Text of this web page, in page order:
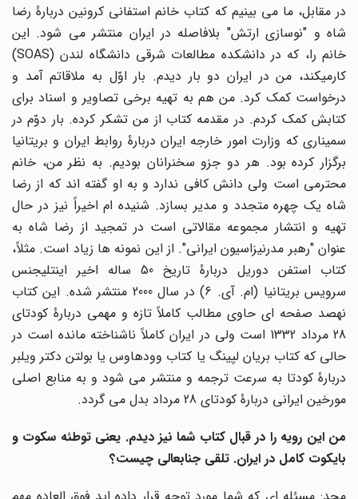
در مقابل، ما می بینیم که کتاب خانم استفانی کرونین دربارۀ رضا
شاه و "نوسازی ارتش" بلافاصله در ایران منتشر می شود. این
خانم را، که در دانشکده مطالعات شرقی دانشگاه لندن (SOAS
)
کارمیکند، من در ایران دو بار دیدم. بار اوّل به ملاقاتم آمد و
درخواست کمک کرد. من هم به تهیه برخی تصاویر و اسناد برای
کتابش کمک کردم. در مقدمه کتاب از من تشکر کرده. بار دوّم در
سمیناری که وزارت امور خارجه ایران دربارۀ روابط ایران و بریتانیا
برگزار کرده بود. هر دو جزو سخنرانان بودیم. به نظر من، خانم
محترمی است ولی دانش کافی ندارد و به او گفته اند که از رضا
شاه یک چهره متجدد و مدیر بسازد. شنیده ام اخیراً نیز در حال
تهیه و انتشار مجموعه مقالاتی است در تمجید از رضا شاه به
عنوان "رهبر مدرنیزاسیون ایرانی". از این نمونه ها زیاد است. مثلاً،
کتاب استفن دوریل دربارۀ تاریخ 50 ساله اخیر اینتلیجنس
سرویس بریتانیا (ام. آی. 6) در سال 2000 منتشر شده. این کتاب
نهصد صفحه ای حاوی مطالب کاملاً تازه و مهمی دربارۀ کودتای
28 مرداد 1332 است ولی در ایران کاملاً ناشناخته مانده است در
حالی که کتاب بریان لپینگ یا کتاب وودهاوس یا بولتن دکتر ویلبر
دربارۀ کودتا به سرعت ترجمه و منتشر می شود و به منابع اصلی
مورخین ایرانی دربارۀ کودتای 28 مرداد بدل می گردد.
من این رویه را در قبال کتاب شما نیز دیدم. یعنی توطئه سکوت و
بایکوت کامل در ایران. تلقی جنابعالی چیست؟